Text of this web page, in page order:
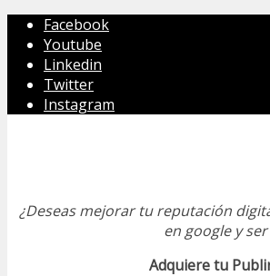
Facebook
Youtube
Linkedin
Twitter
Instagram
¿Deseas mejorar tu reputación
en google y
Adquiere tu